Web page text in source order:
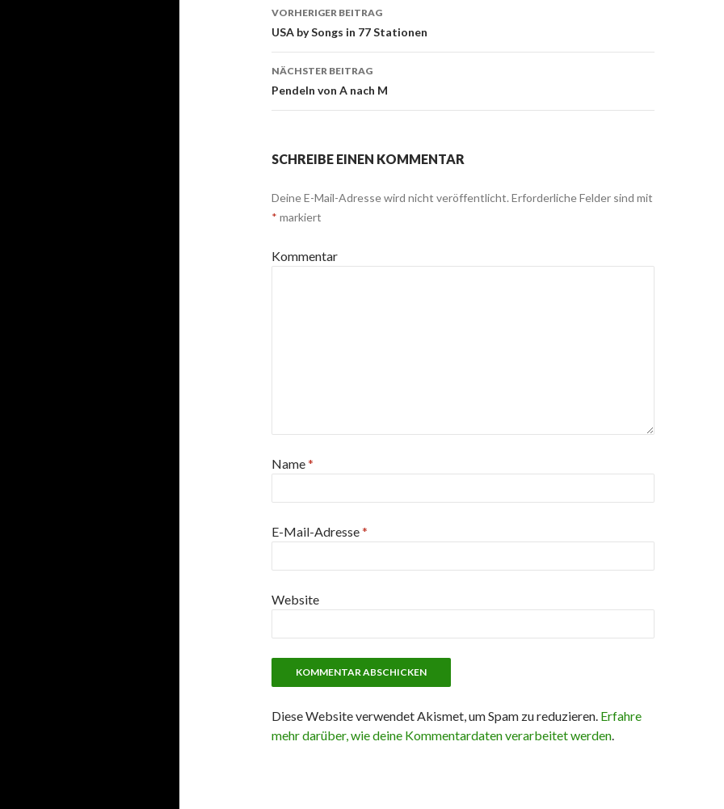
Beitrags-
Navigation
VORHERIGER BEITRAG
USA by Songs in 77 Stationen
NÄCHSTER BEITRAG
Pendeln von A nach M
SCHREIBE EINEN KOMMENTAR
Deine E-Mail-Adresse wird nicht veröffentlicht. Erforderliche Felder sind mit
* markiert
Kommentar
Name*
E-Mail-Adresse*
Website
Diese Website verwendet Akismet, um Spam zu reduzieren. Erfahre
mehr darüber, wie deine Kommentardaten verarbeitet werden.